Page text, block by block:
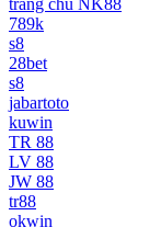
trang chủ NK88
789k
s8
28bet
s8
jabartoto
kuwin
TR 88
LV 88
JW 88
tr88
okwin